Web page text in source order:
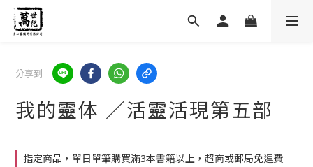
分享到
我的靈体 ／活靈活現第五部
指定商品，單日單筆購買滿3本書籍以上，超商或郵局免運費